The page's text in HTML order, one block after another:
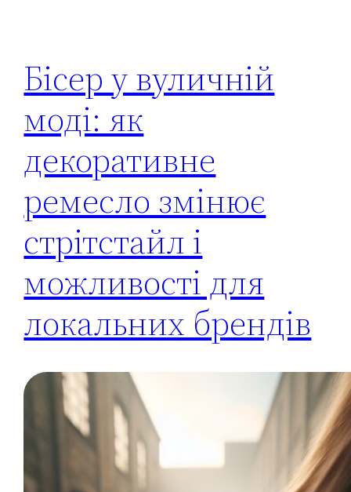
Бісер у вуличній
моді: як
декоративне
ремесло змінює
стрітстайл і
можливості для
локальних брендів